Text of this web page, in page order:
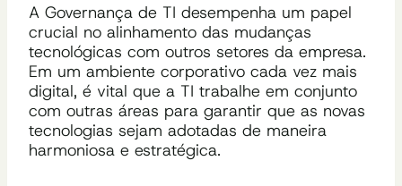
A Governança de TI desempenha um papel
crucial no alinhamento das mudanças
tecnológicas com outros setores da empresa.
Em um ambiente corporativo cada vez mais
digital, é vital que a TI trabalhe em conjunto
com outras áreas para garantir que as novas
tecnologias sejam adotadas de maneira
harmoniosa e estratégica.